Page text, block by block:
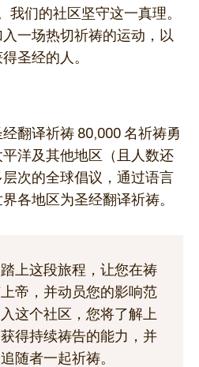
我们的社区坚守这一真理。
一场热切祈祷的运动，以
圣经的人。
翻译祈祷 80,000 名祈祷勇
洋及其他地区（且人数还
次的全球倡议，通过语言
各地区为圣经翻译祈祷。
上这段旅程，让您在祷
帝，并动员您的影响范
这个社区，您将了解上
得持续祷告的能力，并
随者一起祈祷。